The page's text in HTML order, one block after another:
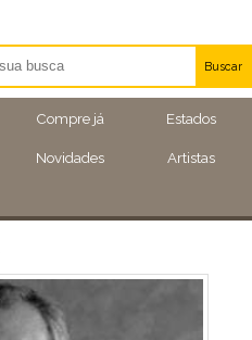
Compre já Estados
Novidades Artistas
Buscar
Artistas
Eventos